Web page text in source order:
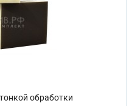
обработки